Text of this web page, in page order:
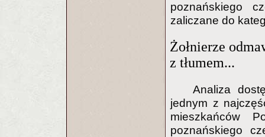
poznańskiego
zaliczane do
Żołnierze
z tłumem...
Analiza
jednym z
mieszkańców
poznańskiego